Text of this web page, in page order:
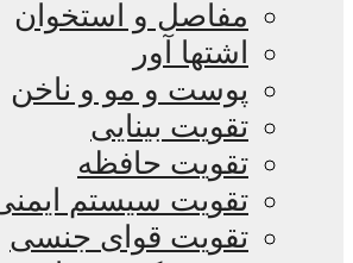
مفاصل و استخوان
اشتها آور
پوست و مو و ناخن
تقویت بینایی
تقویت حافظه
تقویت سیستم
تقویت قوای جنسی